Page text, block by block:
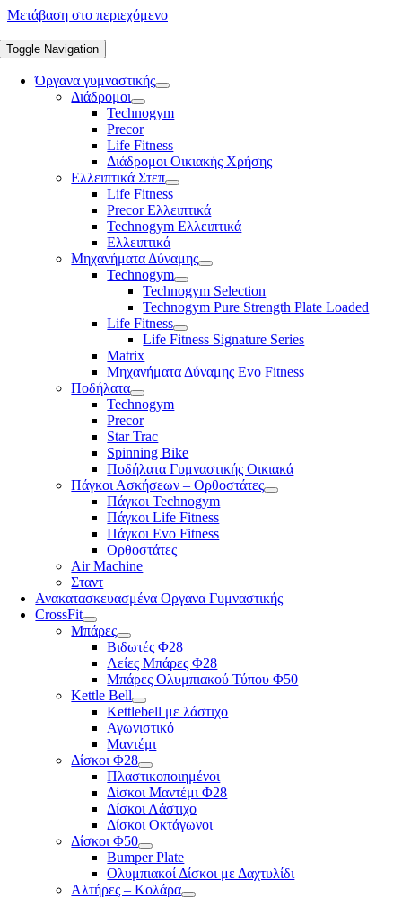
Μετάβαση στο περιεχόμενο
Toggle Navigation
Όργανα γυμναστικής
Διάδρομοι
Technogym
Precor
Life Fitness
Διάδρομοι Οικιακής Χρήσης
Ελλειπτικά Στεπ
Life Fitness
Precor Ελλειπτικά
Technogym Ελλειπτικά
Ελλειπτικά
Μηχανήματα Δύναμης
Technogym
Technogym Selection
Technogym Pure Strength Plate Loaded
Life Fitness
Life Fitness Signature Series
Matrix
Μηχανήματα Δύναμης Evo Fitness
Ποδήλατα
Technogym
Precor
Star Trac
Spinning Bike
Ποδήλατα Γυμναστικής Οικιακά
Πάγκοι Ασκήσεων – Ορθοστάτες
Πάγκοι Technogym
Πάγκοι Life Fitness
Πάγκοι Evo Fitness
Ορθοστάτες
Air Machine
Σταντ
Ανακατασκευασμένα Οργανα Γυμναστικής
CrossFit
Μπάρες
Βιδωτές Φ28
Λείες Μπάρες Φ28
Μπάρες Ολυμπιακού Τύπου Φ50
Kettle Bell
Kettlebell με λάστιχο
Αγωνιστικό
Μαντέμι
Δίσκοι Φ28
Πλαστικοποιημένοι
Δίσκοι Μαντέμι Φ28
Δίσκοι Λάστιχο
Δίσκοι Οκτάγωνοι
Δίσκοι Φ50
Bumper Plate
Ολυμπιακοί Δίσκοι με Δαχτυλίδι
Αλτήρες – Κολάρα